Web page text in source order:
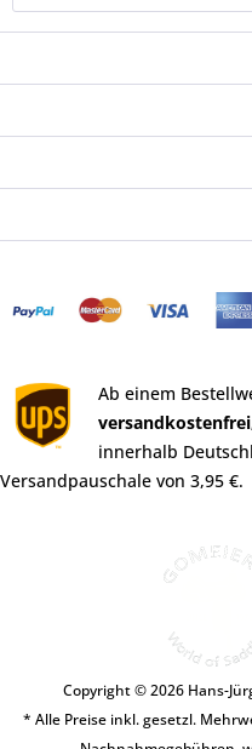
Ab einem
innerhalb
Versandpauschale von 3,95 €.
Copyright © 2026 Hans-
* Alle Preise inkl. gesetzl.